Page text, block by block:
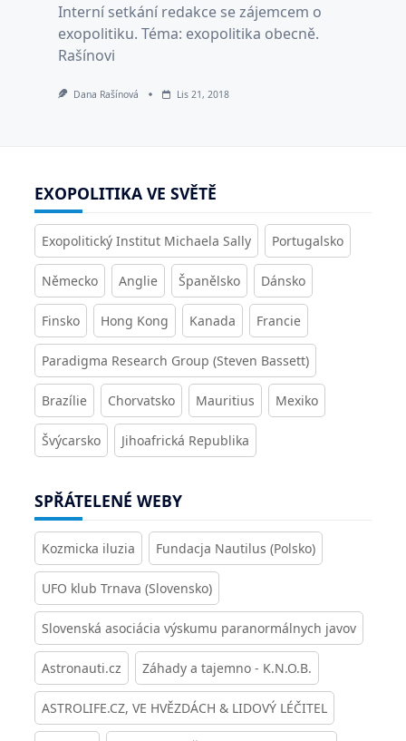
Interní setkání redakce se zájemcem o
exopolitiku. Téma: exopolitika obecně.
Rašínovi
Dana Rašínová Lis 21, 2018
EXOPOLITIKA VE SVĚTĚ
Exopolitický Institut Michaela Sally Portugalsko
Německo Anglie Španělsko Dánsko
Finsko Hong Kong Kanada Francie
Paradigma Research Group (Steven Bassett)
Brazílie Chorvatsko Mauritius Mexiko
Švýcarsko Jihoafrická Republika
SPŘÁTELENÉ WEBY
Kozmicka iluzia Fundacja Nautilus (Polsko)
UFO klub Trnava (Slovensko)
Slovenská asociácia výskumu paranormálnych javov
Astronauti.cz Záhady a tajemno - K.N.O.B.
ASTROLIFE.CZ, VE HVĚZDÁCH & LIDOVÝ LÉČITEL